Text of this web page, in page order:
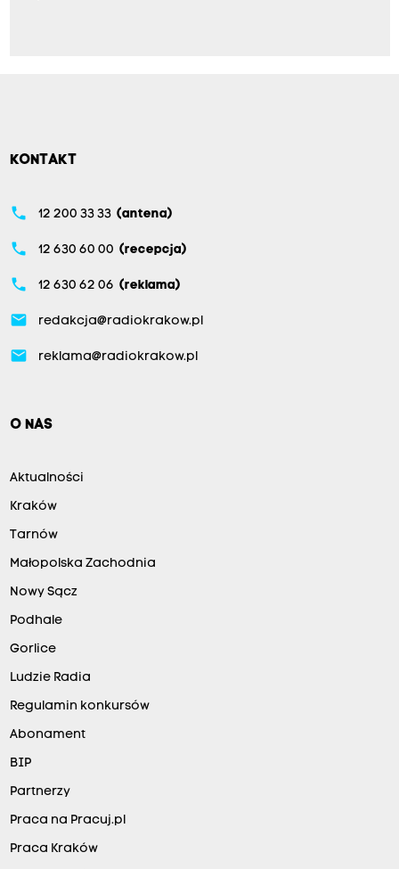
KONTAKT
phone 12 200 33 33 (antena)
phone 12 630 60 00 (recepcja)
phone 12 630 62 06 (reklama)
email redakcja@radiokrakow.pl
email reklama@radiokrakow.pl
O NAS
Aktualności
Kraków
Tarnów
Małopolska Zachodnia
Nowy Sącz
Podhale
Gorlice
Ludzie Radia
Regulamin konkursów
Abonament
BIP
Partnerzy
Praca na Pracuj.pl
Praca Kraków